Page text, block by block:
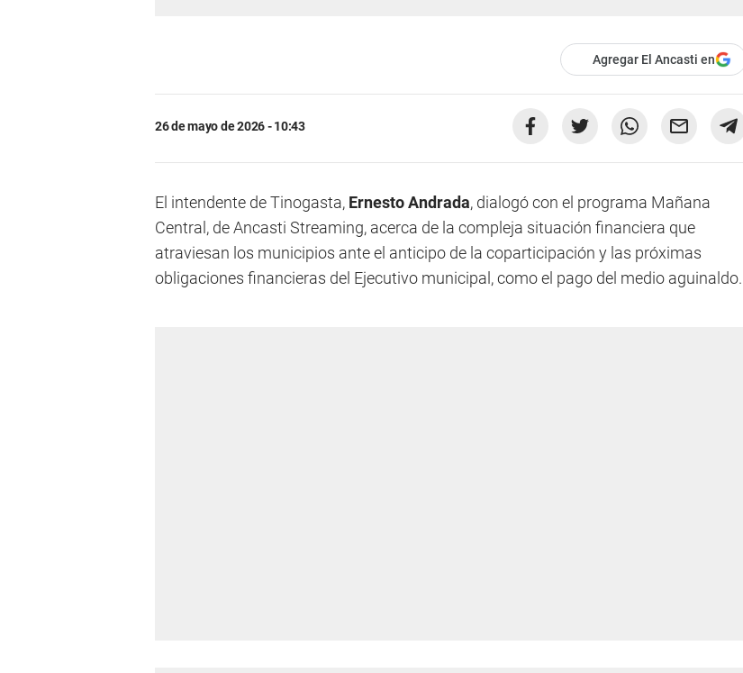
Agregar El Ancasti en
26 de mayo de 2026 - 10:43
El intendente de Tinogasta, Ernesto Andrada, dialogó con el programa Mañana
Central, de Ancasti Streaming, acerca de la compleja situación financiera que
atraviesan los municipios ante el anticipo de la coparticipación y las próximas
obligaciones financieras del Ejecutivo municipal, como el pago del medio aguinaldo.